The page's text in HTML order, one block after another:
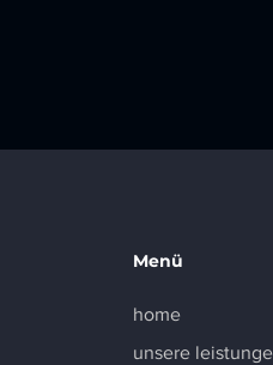
Menü
home
unsere